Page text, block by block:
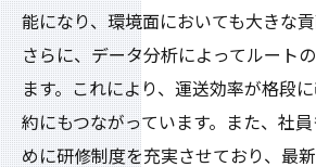
能になり、環境面においても大きな貢
さらに、データ分析によってルート
ます。これにより、運送効率が格段
約にもつながっています。また、社
めに研修制度を充実させており、最